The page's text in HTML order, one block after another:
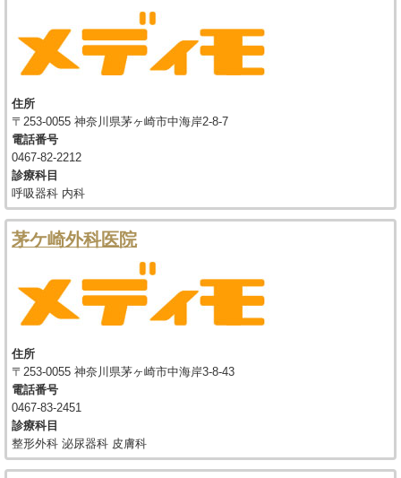
住所
〒253-0055 神奈川県茅ヶ崎市中海岸2-8-7
電話番号
0467-82-2212
診療科目
呼吸器科 内科
茅ケ崎外科医院
住所
〒253-0055 神奈川県茅ヶ崎市中海岸3-8-43
電話番号
0467-83-2451
診療科目
整形外科 泌尿器科 皮膚科